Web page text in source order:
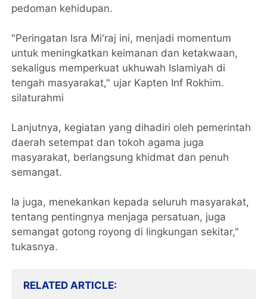
pedoman kehidupan.
"Peringatan Isra Mi'raj ini, menjadi momentum
untuk meningkatkan keimanan dan ketakwaan,
sekaligus memperkuat ukhuwah Islamiyah di
tengah masyarakat," ujar Kapten Inf Rokhim.
silaturahmi
Lanjutnya, kegiatan yang dihadiri oleh pemerintah
daerah setempat dan tokoh agama juga
masyarakat, berlangsung khidmat dan penuh
semangat.
Ia juga, menekankan kepada seluruh masyarakat,
tentang pentingnya menjaga persatuan, juga
semangat gotong royong di lingkungan sekitar,"
tukasnya.
RELATED ARTICLE